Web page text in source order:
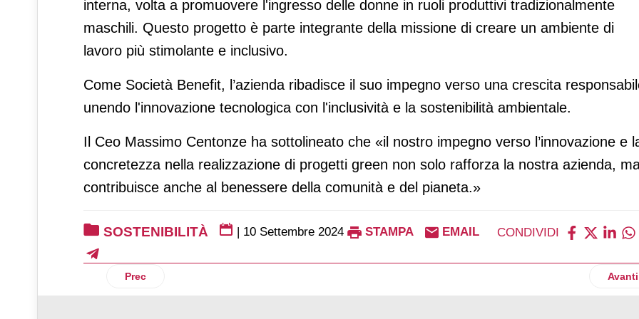
interna, volta a promuovere l'ingresso delle donne in ruoli produttivi tradizionalmente
maschili. Questo progetto è parte integrante della missione di creare un ambiente di
lavoro più stimolante e inclusivo.
Come Società Benefit, l’azienda ribadisce il suo impegno verso una crescita
unendo l'innovazione tecnologica con l'inclusività e la sostenibilità ambientale.
Il Ceo Massimo Centonze ha sottolineato che «il nostro impegno verso l’innovazione e
concretezza nella realizzazione di progetti green non solo rafforza la nostra azienda,
contribuisce anche al benessere della comunità e del pianeta.»
SOSTENIBILITÀ | 10 Settembre 2024 STAMPA EMAIL CONDIVIDI
Articolo precedente: Paglieri pubblica il bilancio di sostenibilità 2023
Prec Avanti